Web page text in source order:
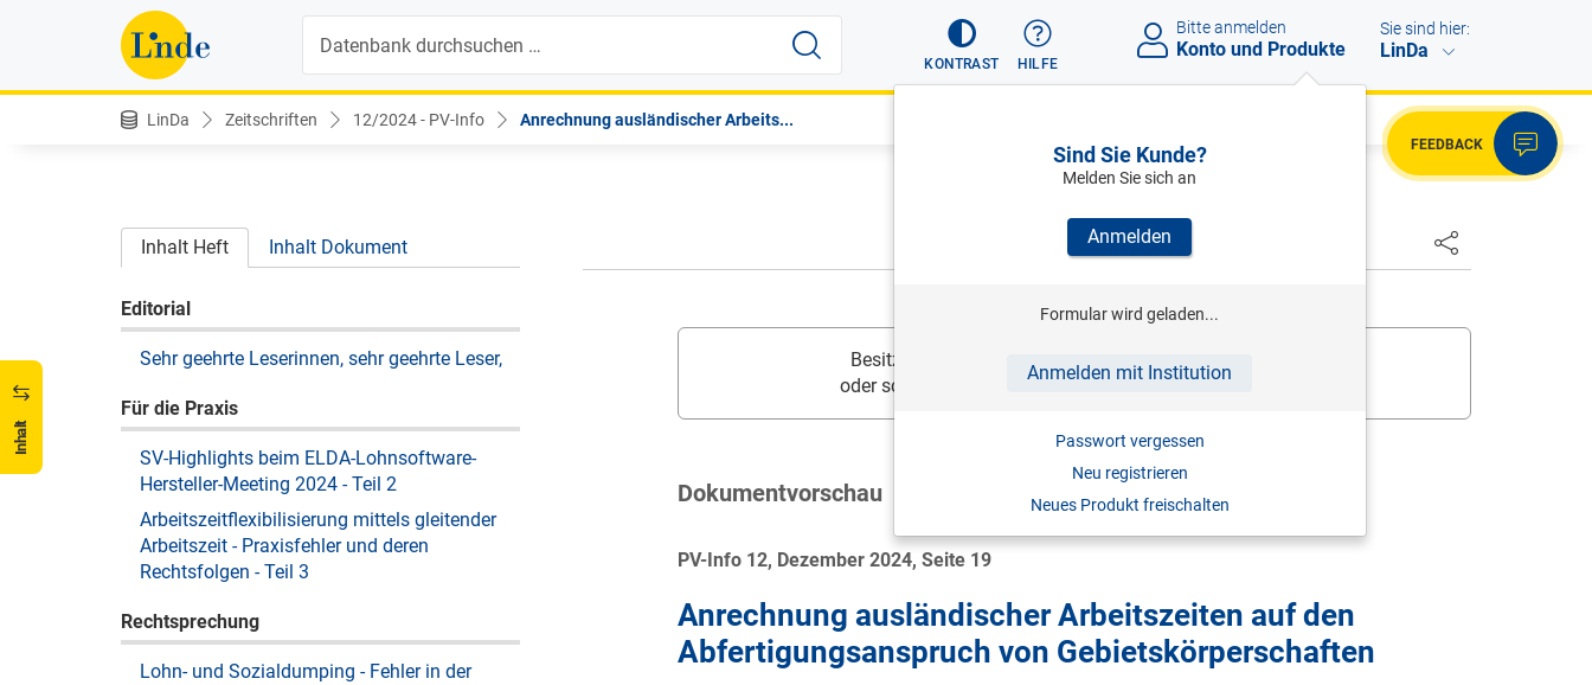
KONTRAST HILFE
Bitte anmelden
Konto und Produkte
Sind Sie Kunde?
Melden Sie sich an
Anmelden
Formular wird geladen...
Anmelden mit Institution
Passwort vergessen
Neu registrieren
Neues Produkt freischalten
Sie sind hier:
LinDa
LinDa Zeitschriften 12/2024 - PV-Info Anrechnung ausländischer Arbeits...
FEEDBACK
Inhalt
Inhalt Heft Inhalt Dokument
Editorial
Sehr geehrte Leserinnen, sehr geehrte Leser,
Für die Praxis
SV-Highlights beim ELDA-Lohnsoftware-
Hersteller-Meeting 2024 - Teil 2
Arbeitszeitflexibilisierung mittels gleitender
Arbeitszeit - Praxisfehler und deren
Rechtsfolgen - Teil 3
Rechtsprechung
Lohn- und Sozialdumping - Fehler in der
Besitzen Sie diesen Inhalt bereits, melden Sie sich an
oder schalten Sie
Ihr Produkt zur digitalen Nutzung frei
Dokumentvorschau
PV-Info 12, Dezember 2024, Seite 19
Anrechnung ausländischer Arbeitszeiten auf den
Abfertigungsanspruch von Gebietskörperschaften